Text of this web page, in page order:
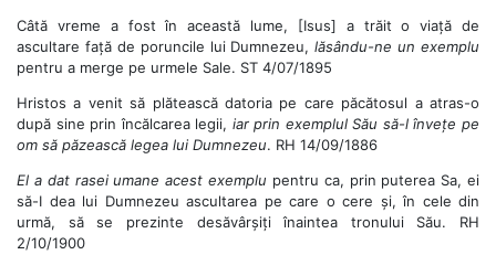
Câtă vreme a fost în această lume, [Isus] a trăit o viață de
ascultare față de poruncile lui Dumnezeu,lăsându-ne un exemplu
pentru a merge pe urmele Sale. ST 4/07/1895
Hristos a venit să plătească datoria pe care păcătosul a atras-o
după sine prin încălcarea legii, iar prin exemplul Său să-l învețe pe
om să păzească legea lui Dumnezeu. RH 14/09/1886
El a dat rasei umane acest exemplu pentru ca, prin puterea Sa, ei
să-I dea lui Dumnezeu ascultarea pe care o cere și, în cele din
urmă, să se prezinte desăvârșiți înaintea tronului Său. RH
2/10/1900